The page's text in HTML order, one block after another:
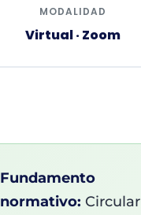
MODALIDAD
Virtual · Zoom
Fundamento
normativo: Circular